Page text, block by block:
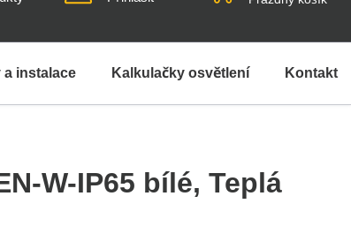
a instalace Kalkulačky osvětlení Kontakt
W-IP65 bílé, Teplá